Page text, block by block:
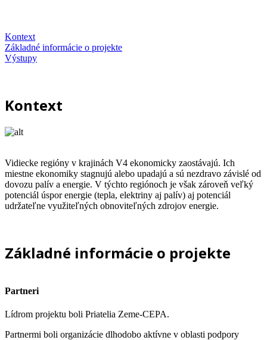
Kontext
Základné informácie o projekte
Výstupy
Kontext
Vidiecke regióny v krajinách V4 ekonomicky zaostávajú. Ich
miestne ekonomiky stagnujú alebo upadajú a sú nezdravo závislé od
dovozu palív a energie. V týchto regiónoch je však zároveň veľký
potenciál úspor energie (tepla, elektriny aj palív) aj potenciál
udržateľne využiteľných obnoviteľných zdrojov energie.
Základné informácie o projekte
Partneri
Lídrom projektu boli Priatelia Zeme-CEPA.
Partnermi boli organizácie dlhodobo aktívne v oblasti podpory